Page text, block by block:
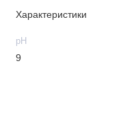
Характеристики
рН
9